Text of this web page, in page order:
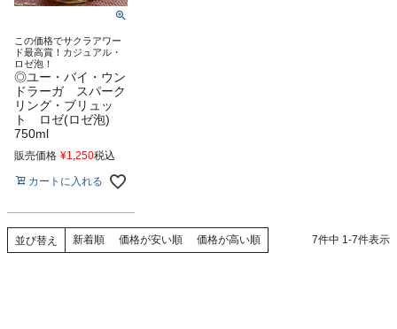
この価格でサクラアワー
ド最高賞！カジュアル・
ロゼ泡！
◎ユー・バイ・ウン
ドラーガ スパーク
リング・ブリュッ
ト ロゼ(ロゼ泡)
750ml
販売価格 ¥1,250税込
カートに入れる
並び替え 新着順 価格が安い順 価格が高い順 7件中 1-7件表示